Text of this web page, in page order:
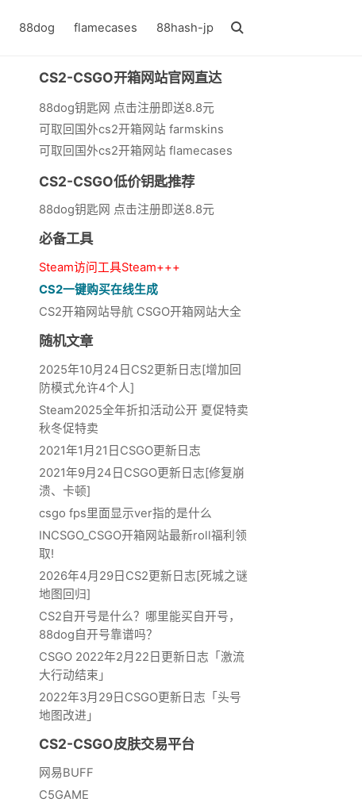
88dog flamecases 88hash-jp
CS2-CSGO开箱网站官网直达
88dog钥匙网 点击注册即送8.8元
可取回国外cs2开箱网站 farmskins
可取回国外cs2开箱网站 flamecases
CS2-CSGO低价钥匙推荐
88dog钥匙网 点击注册即送8.8元
必备工具
Steam访问工具Steam+++
CS2一键购买在线生成
CS2开箱网站导航 CSGO开箱网站大全
随机文章
2025年10月24日CS2更新日志[增加回
防模式允许4个人]
Steam2025全年折扣活动公开 夏促特卖
秋冬促特卖
2021年1月21日CSGO更新日志
2021年9月24日CSGO更新日志[修复崩
溃、卡顿]
csgo fps里面显示ver指的是什么
INCSGO_CSGO开箱网站最新roll福利领
取!
2026年4月29日CS2更新日志[死城之谜
地图回归]
CS2自开号是什么？哪里能买自开号，
88dog自开号靠谱吗？
CSGO 2022年2月22日更新日志「激流
大行动结束」
2022年3月29日CSGO更新日志「头号
地图改进」
CS2-CSGO皮肤交易平台
网易BUFF
C5GAME